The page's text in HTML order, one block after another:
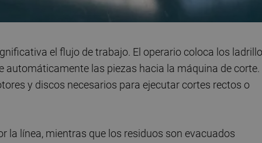
el flujo de trabajo. El operario coloca los
las piezas hacia la máquina de corte.
y discos necesarios para ejecutar cortes rectos o
la línea, mientras que los residuos son evacuados